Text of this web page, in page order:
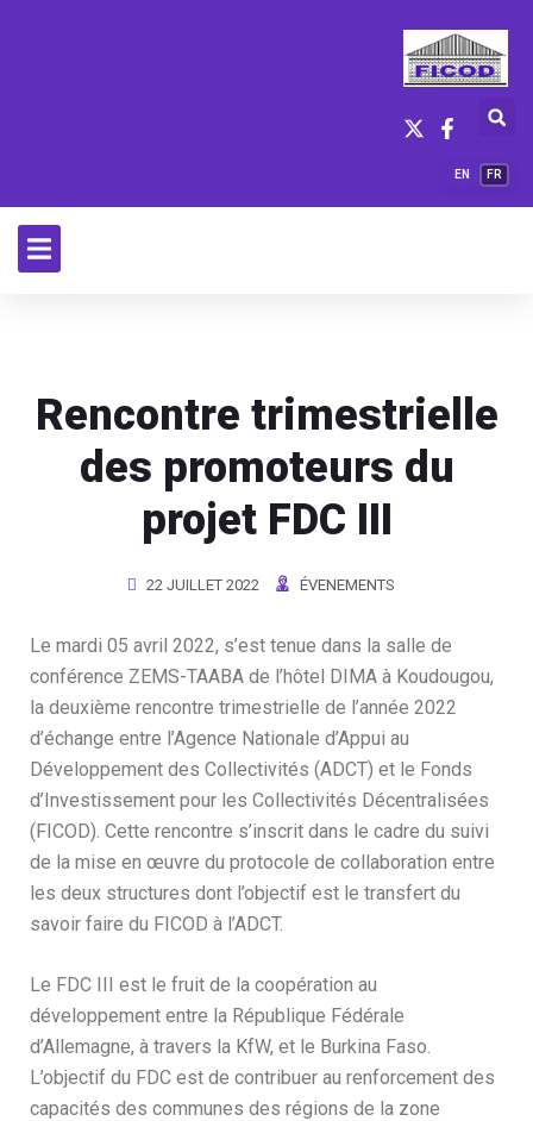
EN FR
Rencontre trimestrielle
des promoteurs du
projet FDC III
22 JUILLET 2022 ÉVENEMENTS
Le mardi 05 avril 2022, s’est tenue dans la salle de
conférence ZEMS-TAABA de l’hôtel DIMA à Koudougou,
la deuxième rencontre trimestrielle de l’année 2022
d’échange entre l’Agence Nationale d’Appui au
Développement des Collectivités (ADCT) et le Fonds
d’Investissement pour les Collectivités Décentralisées
(FICOD). Cette rencontre s’inscrit dans le cadre du suivi
de la mise en œuvre du protocole de collaboration entre
les deux structures dont l’objectif est le transfert du
savoir faire du FICOD à l’ADCT.
Le FDC III est le fruit de la coopération au
développement entre la République Fédérale
d’Allemagne, à travers la KfW, et le Burkina Faso.
L’objectif du FDC est de contribuer au renforcement des
capacités des communes des régions de la zone